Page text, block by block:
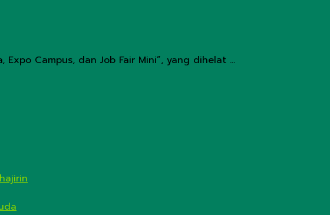
Expo Campus, dan Job Fair Mini”, yang dihelat ...